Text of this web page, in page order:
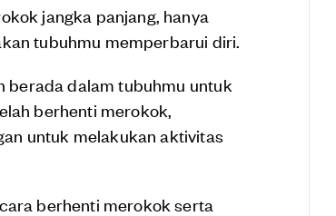
jangka panjang, hanya
tubuhmu memperbarui diri.
berada dalam tubuhmu untuk
berhenti merokok,
untuk melakukan aktivitas
berhenti merokok serta